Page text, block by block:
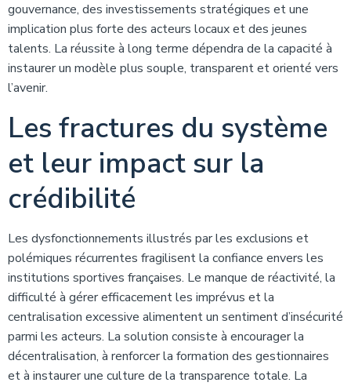
gouvernance, des investissements stratégiques et une
implication plus forte des acteurs locaux et des jeunes
talents. La réussite à long terme dépendra de la capacité à
instaurer un modèle plus souple, transparent et orienté vers
l’avenir.
Les fractures du système
et leur impact sur la
crédibilité
Les dysfonctionnements illustrés par les exclusions et
polémiques récurrentes fragilisent la confiance envers les
institutions sportives françaises. Le manque de réactivité, la
difficulté à gérer efficacement les imprévus et la
centralisation excessive alimentent un sentiment d’insécurité
parmi les acteurs. La solution consiste à encourager la
décentralisation, à renforcer la formation des gestionnaires
et à instaurer une culture de la transparence totale. La